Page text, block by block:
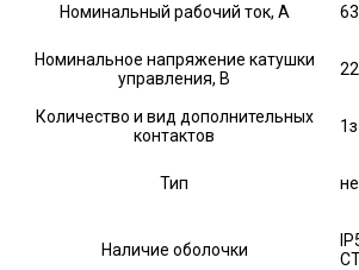
Номинальный рабочий ток, А 63
Номинальное напряжение катушки
управления, В
Количество и вид дополнительных
контактов
Тип
Наличие оболочки